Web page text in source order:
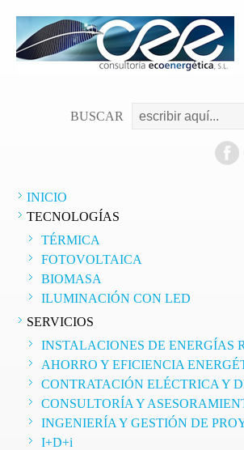
BUSCAR
INICIO
TECNOLOGÍAS
TÉRMICA
FOTOVOLTAICA
BIOMASA
ILUMINACIÓN CON LED
SERVICIOS
INSTALACIONES DE ENERGÍAS
AHORRO Y EFICIENCIA
CONTRATACIÓN ELÉCTRICA Y
CONSULTORÍA Y
INGENIERÍA Y GESTIÓN DE
I+D+i